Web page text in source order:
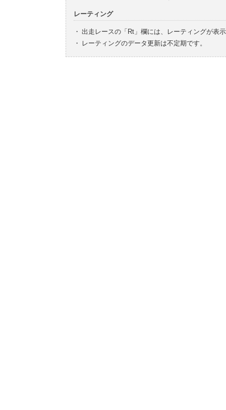
レーティング
・ 出走レースの「Rt」欄には、レーティングが表
・
レーティングのデータ更新は不定期です。